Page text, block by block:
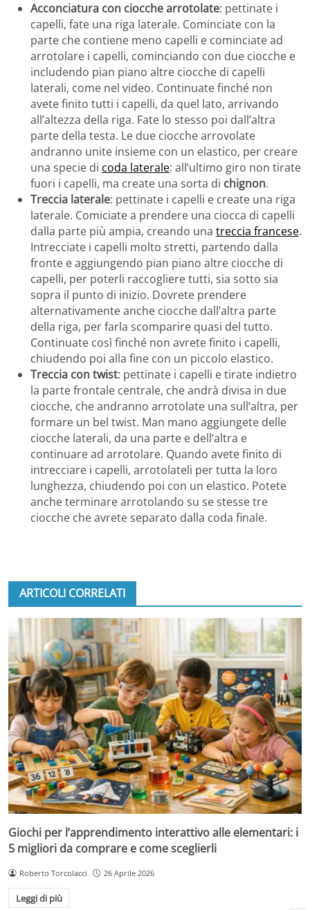
Acconciatura con ciocche arrotolate: pettinate i
capelli, fate una riga laterale. Cominciate con la
parte che contiene meno capelli e cominciate ad
arrotolare i capelli, cominciando con due ciocche e
includendo pian piano altre ciocche di capelli
laterali, come nel video. Continuate finché non
avete finito tutti i capelli, da quel lato, arrivando
all’altezza della riga. Fate lo stesso poi dall’altra
parte della testa. Le due ciocche arrovolate
andranno unite insieme con un elastico, per creare
una specie di coda laterale: all’ultimo giro non tirate
fuori i capelli, ma create una sorta di chignon.
Treccia laterale: pettinate i capelli e create una riga
laterale. Comiciate a prendere una ciocca di capelli
dalla parte più ampia, creando una treccia francese.
Intrecciate i capelli molto stretti, partendo dalla
fronte e aggiungendo pian piano altre ciocche di
capelli, per poterli raccogliere tutti, sia sotto sia
sopra il punto di inizio. Dovrete prendere
alternativamente anche ciocche dall’altra parte
della riga, per farla scomparire quasi del tutto.
Continuate così finché non avrete finito i capelli,
chiudendo poi alla fine con un piccolo elastico.
Treccia con twist: pettinate i capelli e tirate indietro
la parte frontale centrale, che andrà divisa in due
ciocche, che andranno arrotolate una sull’altra, per
formare un bel twist. Man mano aggiungete delle
ciocche laterali, da una parte e dell’altra e
continuare ad arrotolare. Quando avete finito di
intrecciare i capelli, arrotolateli per tutta la loro
lunghezza, chiudendo poi con un elastico. Potete
anche terminare arrotolando su se stesse tre
ciocche che avrete separato dalla coda finale.
ARTICOLI CORRELATI
Giochi per l’apprendimento interattivo alle elementari: i
5 migliori da comprare e come sceglierli
Roberto Torcolacci 26 Aprile 2026
Leggi di più